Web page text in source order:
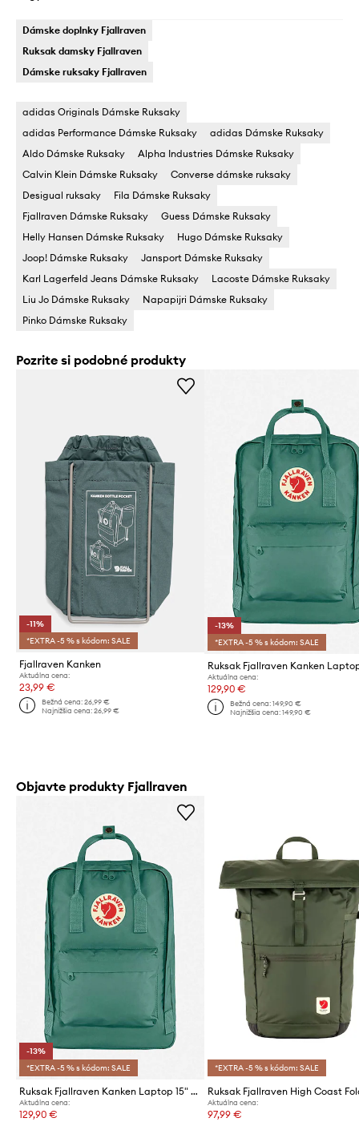
Dámske doplnky Fjallraven
Ruksak damsky Fjallraven
Dámske ruksaky Fjallraven
adidas Originals Dámske Ruksaky
adidas Performance Dámske Ruksaky
adidas Dámske Ruksaky
Aldo Dámske Ruksaky
Alpha Industries Dámske Ruksaky
Calvin Klein Dámske Ruksaky
Converse dámske ruksaky
Desigual ruksaky
Fila Dámske Ruksaky
Fjallraven Dámske Ruksaky
Guess Dámske Ruksaky
Helly Hansen Dámske Ruksaky
Hugo Dámske Ruksaky
Joop! Dámske Ruksaky
Jansport Dámske Ruksaky
Karl Lagerfeld Jeans Dámske Ruksaky
Lacoste Dámske Ruksaky
Liu Jo Dámske Ruksaky
Napapijri Dámske Ruksaky
Pinko Dámske Ruksaky
Pozrite si podobné produkty
-11%
*EXTRA -5 % s kódom: SALE
Fjallraven Kanken
Aktuálna cena:
23,99 €
Bežná cena:26,99 €
Najnižšia cena:26,99 €
-13%
*EXTRA -5 % s kódom: SALE
Aktuálna cena:
129,90 €
Bežná cena: 149,90 €
Najnižšia cena: 149,90 €
Objavte produkty Fjallraven
-13%
*EXTRA -5 % s kódom: SALE
Ruksak Fjallraven Kanken Laptop 15" F23524 664
Aktuálna cena:
129,90 €
*EXTRA -5 % s kódom: SALE
Aktuálna cena:
97,99 €